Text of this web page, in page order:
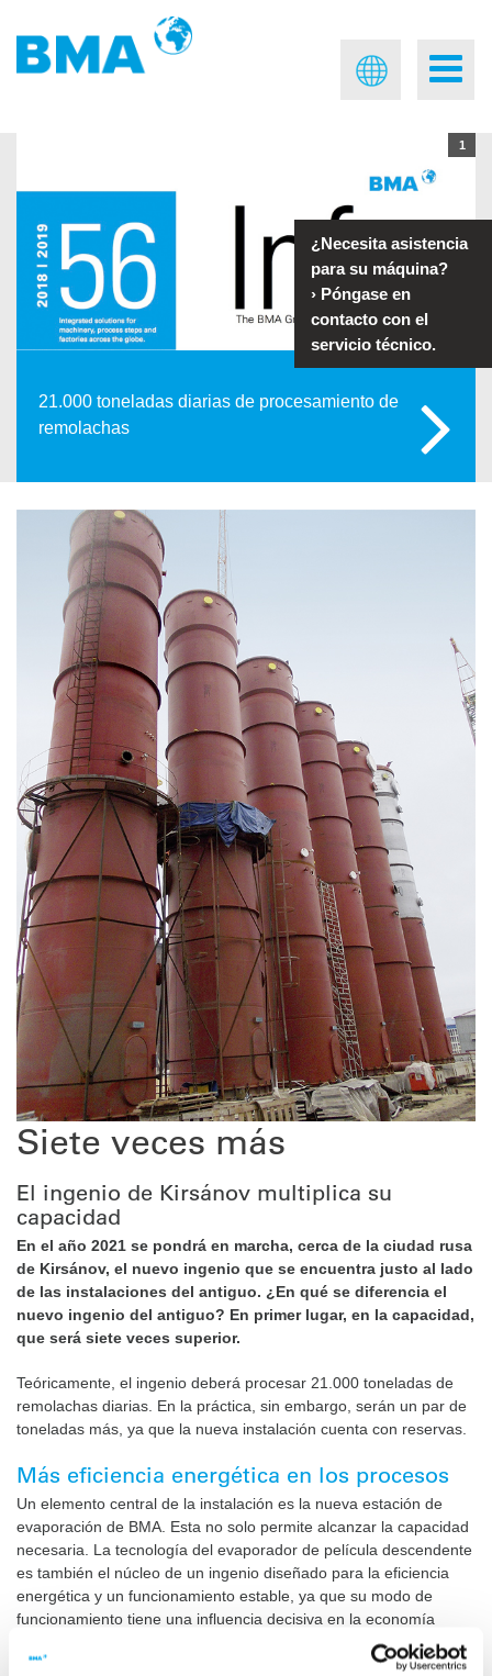
21.000 toneladas diarias de procesamiento de
remolachas
1
Siete veces más
El ingenio de Kirsánov multiplica su
capacidad
En el año 2021 se pondrá en marcha, cerca de la ciudad rusa
de ­Kirsánov, el nuevo ingenio que se encuentra justo al lado
de las instalaciones del antiguo. ¿En qué se diferencia el
nuevo ingenio del antiguo? En primer lugar, en la capacidad,
que será siete veces superior. ­
Teóricamente, el ingenio deberá procesar 21.000 toneladas de
remolachas diarias. En la práctica, sin embargo, serán un par de
toneladas más, ya que la nueva instalación cuenta con reservas.
Más eficiencia energética en los ­procesos
Un elemento central de la instalación es la nueva estación de
evaporación de BMA. Esta no solo permite alcanzar la capacidad
necesaria. La tecnología del evaporador de película descendente
es también el núcleo de un ingenio diseñado para la eficiencia
energética y un funcionamiento estable, ya que su modo de
funcionamiento tiene una influencia decisiva en la economía
térmica. Adaptados de forma óptima al conjunto del proceso, los
evaporadores de película descendente permiten adoptar medidas
¿Necesita asistencia
para su máquina?
› Póngase en
contacto con el
servicio técnico.